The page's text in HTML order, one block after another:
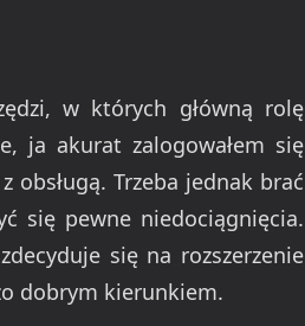
w których główną rolę
ja akurat zalogowałem się
obsługą. Trzeba jednak brać
się pewne niedociągnięcia.
się na rozszerzenie
dobrym kierunkiem.